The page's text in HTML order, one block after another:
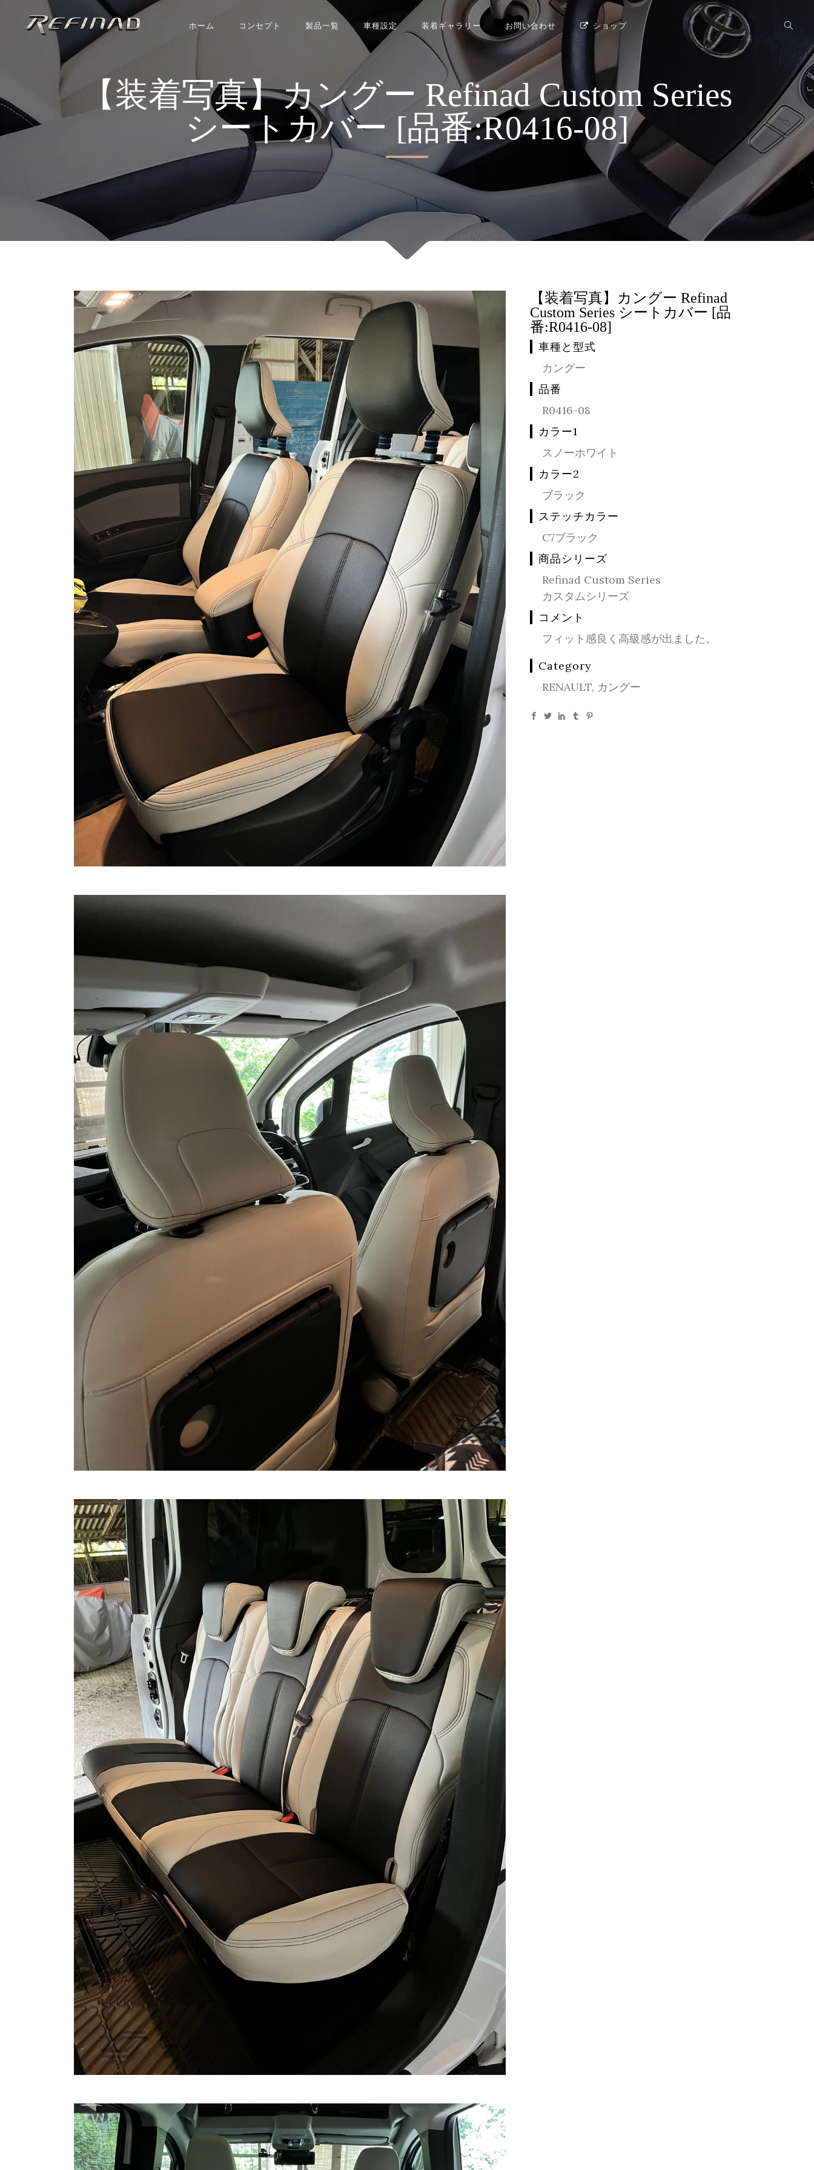
ホーム コンセプト 製品一覧 車種設定 装着ギャラリー お問い合わせ ショップ
【装着写真】カングー Refinad Custom Series
シートカバー [品番:R0416-08]
【装着写真】カングー Refinad
Custom Series シートカバー [品
番:R0416-08]
車種と型式
カングー
品番
R0416-08
カラー1
スノーホワイト
カラー2
ブラック
ステッチカラー
C7ブラック
商品シリーズ
Refinad Custom Series
カスタムシリーズ
コメント
フィット感良く高級感が出ました。
Category
RENAULT, カングー